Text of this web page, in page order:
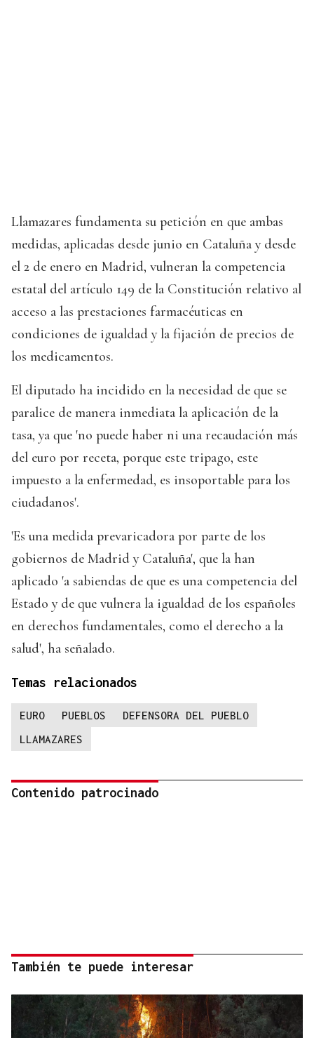
Llamazares fundamenta su petición en que ambas
medidas, aplicadas desde junio en Cataluña y desde
el 2 de enero en Madrid, vulneran la competencia
estatal del artículo 149 de la Constitución relativo al
acceso a las prestaciones farmacéuticas en
condiciones de igualdad y la fijación de precios de
los medicamentos.
El diputado ha incidido en la necesidad de que se
paralice de manera inmediata la aplicación de la
tasa, ya que 'no puede haber ni una recaudación más
del euro por receta, porque este tripago, este
impuesto a la enfermedad, es insoportable para los
ciudadanos'.
'Es una medida prevaricadora por parte de los
gobiernos de Madrid y Cataluña', que la han
aplicado 'a sabiendas de que es una competencia del
Estado y de que vulnera la igualdad de los españoles
en derechos fundamentales, como el derecho a la
salud', ha señalado.
Temas relacionados
EURO PUEBLOS
DEFENSORA DEL PUEBLO
LLAMAZARES
Contenido patrocinado
También te puede interesar